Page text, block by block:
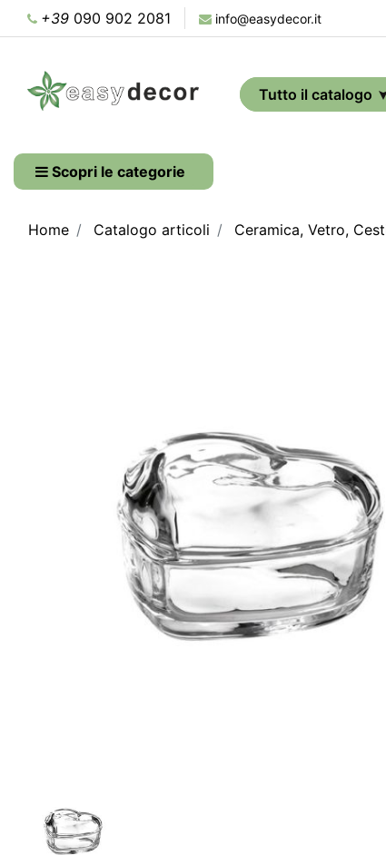
+39 090 902 2081 info@easydecor.it
Scopri le categorie
Home Catalogo articoli Ceramica, Vetro,